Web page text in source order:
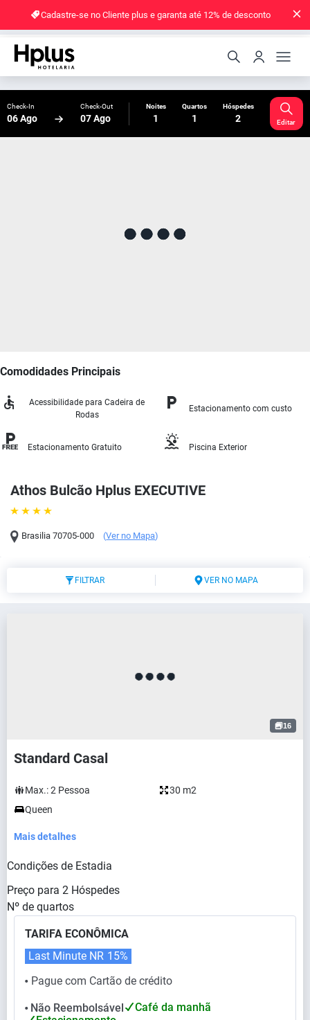
Cadastre-se no Cliente plus e garanta até 12% de desconto
Check-In
06 Ago
Check-Out
07 Ago
Noites
1
Quartos
1
Hóspedes
2 Editar
Athos Bulcão Hplus EXECUTIVE
Brasilia 70705-000 (Ver no Mapa)
Comodidades Principais
Acessibilidade para Cadeira de
Rodas
Estacionamento com custo
Estacionamento Gratuito Piscina Exterior
FILTRAR VER NO MAPA
16
Standard Casal
Max.:2 Pessoa
30 m2
Queen
Mais detalhes
Condições de Estadia
Preço para 2 Hóspedes
Nº de quartos
TARIFA ECONÔMICA
⬤ Pague com Cartão de crédito
Last Minute NR 15%
⬤ Não Reembolsável
Café da manhã